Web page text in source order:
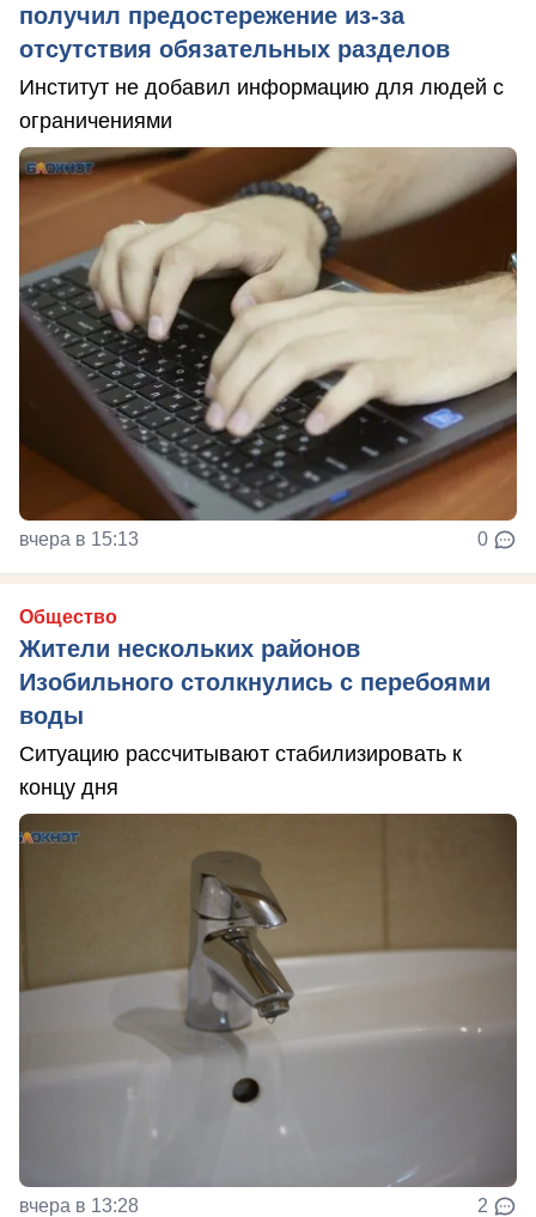
получил предостережение из-за
отсутствия обязательных разделов
Институт не добавил информацию для людей с
ограничениями
вчера в 15:13 0
Общество
Жители нескольких районов
Изобильного столкнулись с перебоями
воды
Ситуацию рассчитывают стабилизировать к
концу дня
вчера в 13:28 2